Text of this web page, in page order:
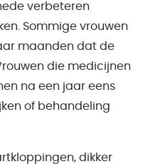
verbeteren
Sommige vrouwen
maanden dat de
die medicijnen
na een jaar eens
of behandeling
dikker